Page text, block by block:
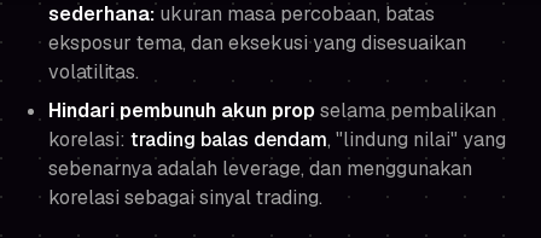
sederhana: ukuran masa percobaan, batas
eksposur tema, dan eksekusi yang disesuaikan
volatilitas.
Hindari pembunuh akun propselama pembalikan
korelasi: trading balas dendam, "lindung nilai" yang
sebenarnya adalah leverage, dan menggunakan
korelasi sebagai sinyal trading.